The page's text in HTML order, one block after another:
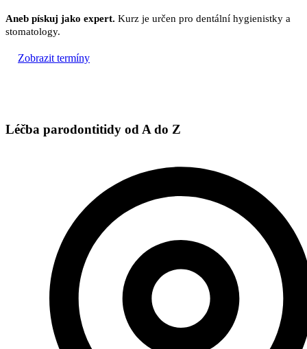
Aneb pískuj jako expert. Kurz je určen pro dentální hygienistky a
stomatology.
Zobrazit termíny
Léčba parodontitidy od A do Z